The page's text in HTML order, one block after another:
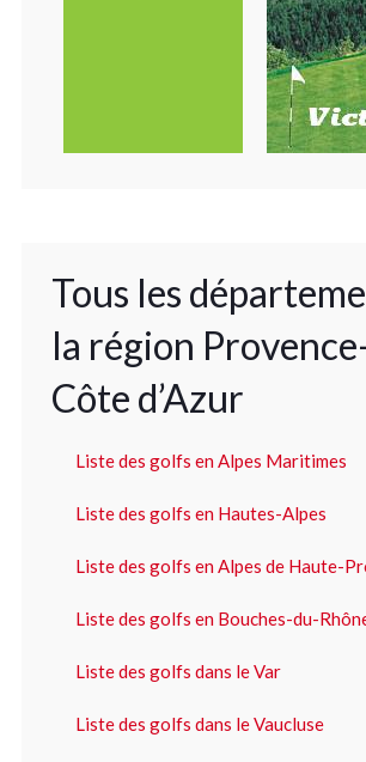
Tous les
la région
Côte d’Azur
Liste des golfs en Alpes Maritimes
Liste des golfs en Hautes-Alpes
Liste des golfs en Alpes de Haute-
Liste des golfs en Bouches-du-
Liste des golfs dans le Var
Liste des golfs dans le Vaucluse